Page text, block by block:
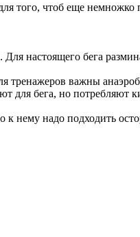
того, чтоб еще
настоящего бега
важны
бега, но потребляют
нему надо подходить